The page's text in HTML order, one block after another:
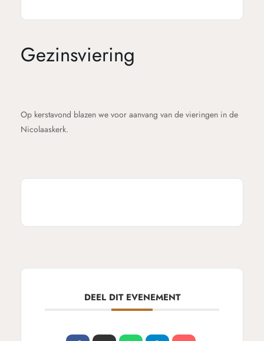
Gezinsviering
Op kerstavond blazen we voor aanvang van de vieringen in de
Nicolaaskerk.
DEEL DIT EVENEMENT